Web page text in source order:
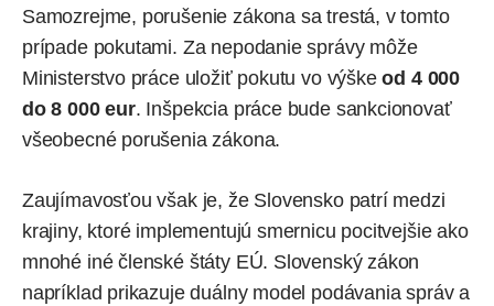
Samozrejme, porušenie zákona sa trestá, v tomto
prípade pokutami. Za nepodanie správy môže
Ministerstvo práce uložiť pokutu vo výškeod 4 000
do 8 000 eur. Inšpekcia práce bude sankcionovať
všeobecné porušenia zákona.
Zaujímavosťou však je, že Slovensko patrí medzi
krajiny, ktoré implementujú smernicu pocitvejšie ako
mnohé iné členské štáty EÚ. Slovenský zákon
napríklad prikazuje duálny model podávania správ a